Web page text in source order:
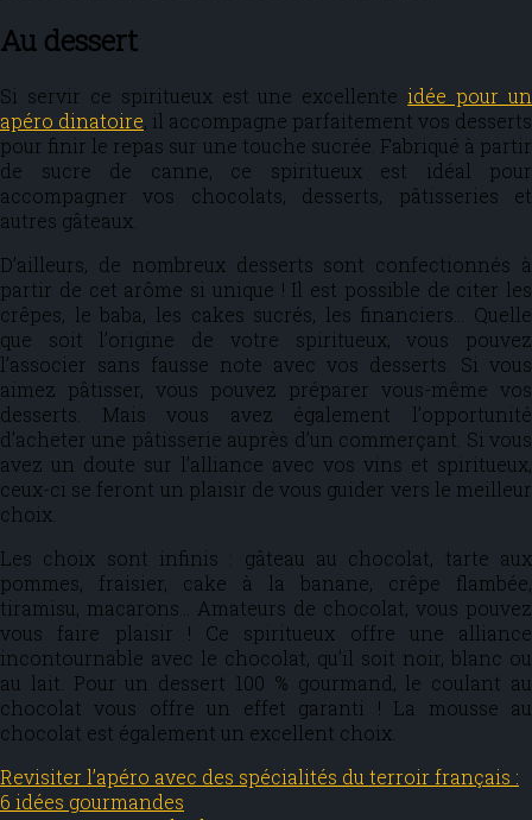
Au dessert
Si servir ce spiritueux est une excellenteidée pour un
apéro dinatoire, il accompagne parfaitement vos desserts
pour finir le repas sur une touche sucrée. Fabriqué à partir
de sucre de canne, ce spiritueux est idéal pour
accompagner vos chocolats, desserts, pâtisseries et
autres gâteaux.
D’ailleurs, de nombreux desserts sont confectionnés à
partir de cet arôme si unique ! Il est possible de citer les
crêpes, le baba, les cakes sucrés, les financiers… Quelle
que soit l’origine de votre spiritueux, vous pouvez
l’associer sans fausse note avec vos desserts. Si vous
aimez pâtisser, vous pouvez préparer vous-même vos
desserts. Mais vous avez également l’opportunité
d’acheter une pâtisserie auprès d’un commerçant. Si vous
avez un doute sur l’alliance avec vos vins et spiritueux,
ceux-ci se feront un plaisir de vous guider vers le meilleur
choix.
Les choix sont infinis : gâteau au chocolat, tarte aux
pommes, fraisier, cake à la banane, crêpe flambée,
tiramisu, macarons… Amateurs de chocolat, vous pouvez
vous faire plaisir ! Ce spiritueux offre une alliance
incontournable avec le chocolat, qu’il soit noir, blanc ou
au lait. Pour un dessert 100 % gourmand, le coulant au
chocolat vous offre un effet garanti ! La mousse au
chocolat est également un excellent choix.
Revisiter l’apéro avec des spécialités du terroir français :
6 idées gourmandes